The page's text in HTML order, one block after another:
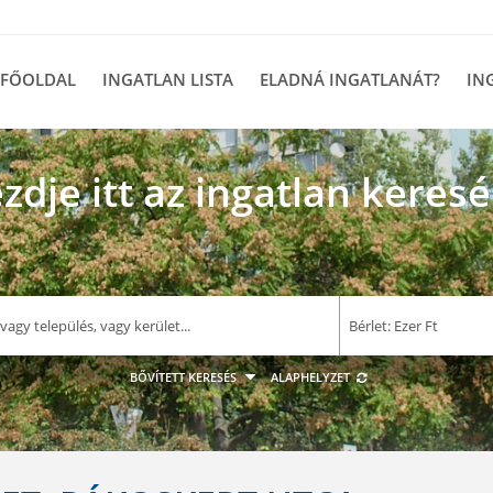
FŐOLDAL INGATLAN LISTA ELADNÁ INGATLANÁT?
itt az ingatlan
–
Bérlet: Ezer Ft
BŐVÍTETT KERESÉS ALAPHELYZET